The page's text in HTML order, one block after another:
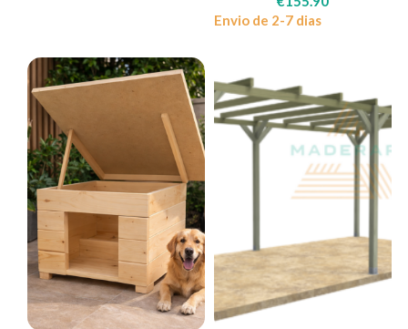
Envio de 2-7 dias